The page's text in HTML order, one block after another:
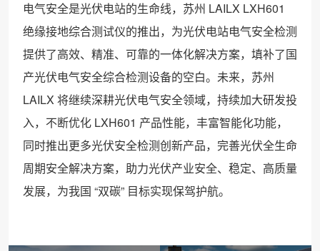
电气安全是光伏电站的生命线，苏州 LAILX LXH601
绝缘接地综合测试仪的推出，为光伏电站电气安全检测
提供了高效、精准、可靠的一体化解决方案，填补了国
产光伏电气安全综合检测设备的空白。未来，苏州
LAILX 将继续深耕光伏电气安全领域，持续加大研发投
入，不断优化 LXH601 产品性能，丰富智能化功能，
同时推出更多光伏安全检测创新产品，完善光伏全生命
周期安全解决方案，助力光伏产业安全、稳定、高质量
发展，为我国 “双碳” 目标实现保驾护航。